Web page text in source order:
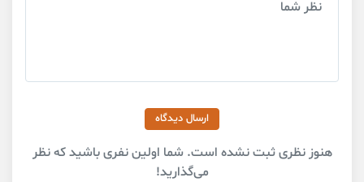
ارسال دیدگاه
هنوز نظری ثبت نشده است. شما اولین نفری باشید که نظر
می‌گذارید!